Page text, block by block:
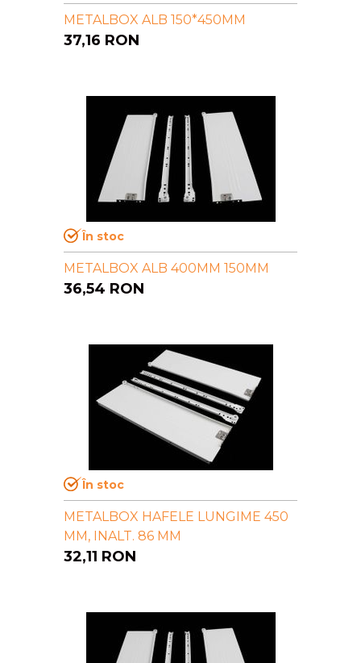
METALBOX ALB 150*450MM
37,16 RON
În stoc
METALBOX ALB 400MM 150MM
36,54 RON
În stoc
METALBOX HAFELE LUNGIME 450
MM, INALT. 86 MM
32,11 RON